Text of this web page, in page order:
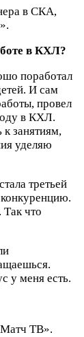
в СКА,
в КХЛ?
поработал
И сам
провел
в КХЛ.
занятиям,
уделяю
третьей
что
у меня есть.
ТВ».